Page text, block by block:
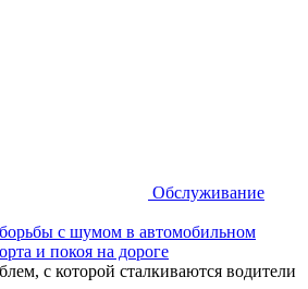
Обслуживание
с шумом в автомобильном
и покоя на дороге
с которой сталкиваются водители